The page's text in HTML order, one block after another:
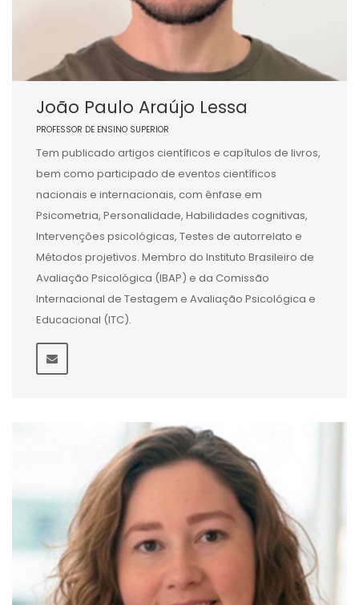
João Paulo Araújo Lessa
PROFESSOR DE ENSINO SUPERIOR
Tem publicado artigos científicos e capítulos de livros,
bem como participado de eventos científicos
nacionais e internacionais, com ênfase em
Psicometria, Personalidade, Habilidades cognitivas,
Intervenções psicológicas, Testes de autorrelato e
Métodos projetivos. Membro do Instituto Brasileiro de
Avaliação Psicológica (IBAP) e da Comissão
Internacional de Testagem e Avaliação Psicológica e
Educacional (ITC).